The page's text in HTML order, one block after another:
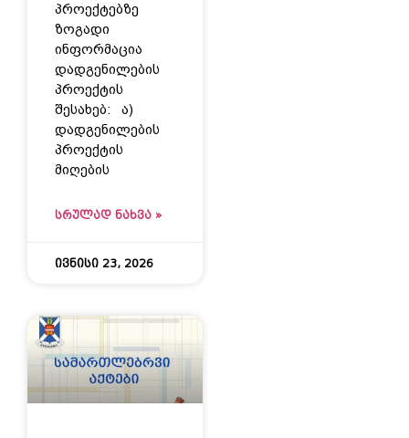
პროექტებზე
ზოგადი
ინფორმაცია
დადგენილების
პროექტის
შესახებ: ა)
დადგენილების
პროექტის
მიღების
ᲡᲠᲣᲚᲐᲓ ᲜᲐᲮᲕᲐ »
ივნისი 23, 2026